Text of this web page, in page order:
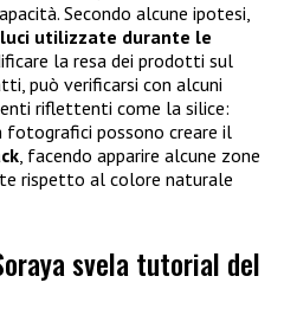
Secondo alcune ipotesi,
luci utilizzate durante le
la resa dei prodotti sul
può verificarsi con alcuni
riflettenti come la silice:
possono creare il
, facendo apparire alcune zone
rispetto al colore naturale
svela tutorial del